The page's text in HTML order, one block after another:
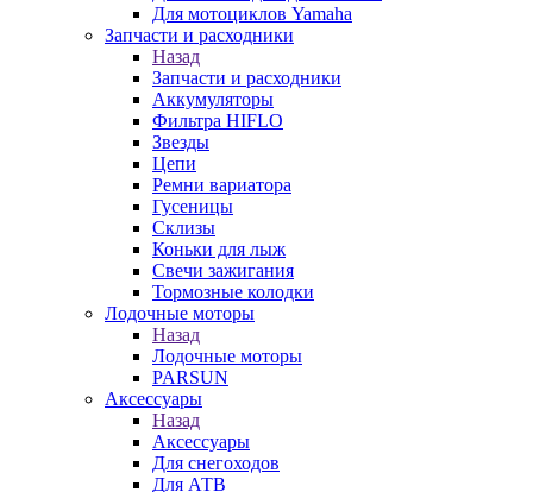
Для мотоциклов Yamaha
Запчасти и расходники
Назад
Запчасти и расходники
Аккумуляторы
Фильтра HIFLO
Звезды
Цепи
Ремни вариатора
Гусеницы
Склизы
Коньки для лыж
Свечи зажигания
Тормозные колодки
Лодочные моторы
Назад
Лодочные моторы
PARSUN
Аксессуары
Назад
Аксессуары
Для снегоходов
Для АТВ